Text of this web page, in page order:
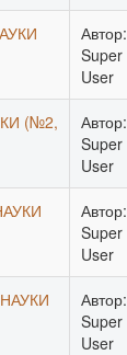
Автор:
Super
User
(№2,
Автор:
Super
User
Автор:
Super
User
Автор:
Super
User